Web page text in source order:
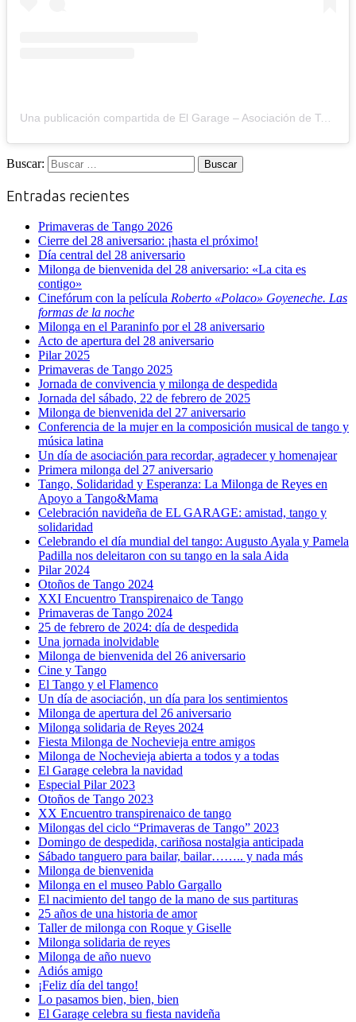
Una publicación compartida de El Garage – Asociación de Tango de Zaragoza (@el_garage_tango)
Buscar:
Entradas recientes
Primaveras de Tango 2026
Cierre del 28 aniversario: ¡hasta el próximo!
Día central del 28 aniversario
Milonga de bienvenida del 28 aniversario: «La cita es
contigo»
Cinefórum con la película Roberto «Polaco» Goyeneche. Las
formas de la noche
Milonga en el Paraninfo por el 28 aniversario
Acto de apertura del 28 aniversario
Pilar 2025
Primaveras de Tango 2025
Jornada de convivencia y milonga de despedida
Jornada del sábado, 22 de febrero de 2025
Milonga de bienvenida del 27 aniversario
Conferencia de la mujer en la composición musical de tango y
música latina
Un día de asociación para recordar, agradecer y homenajear
Primera milonga del 27 aniversario
Tango, Solidaridad y Esperanza: La Milonga de Reyes en
Apoyo a Tango&Mama
Celebración navideña de EL GARAGE: amistad, tango y
solidaridad
Celebrando el día mundial del tango: Augusto Ayala y Pamela
Padilla nos deleitaron con su tango en la sala Aida
Pilar 2024
Otoños de Tango 2024
XXI Encuentro Transpirenaico de Tango
Primaveras de Tango 2024
25 de febrero de 2024: día de despedida
Una jornada inolvidable
Milonga de bienvenida del 26 aniversario
Cine y Tango
El Tango y el Flamenco
Un día de asociación, un día para los sentimientos
Milonga de apertura del 26 aniversario
Milonga solidaria de Reyes 2024
Fiesta Milonga de Nochevieja entre amigos
Milonga de Nochevieja abierta a todos y a todas
El Garage celebra la navidad
Especial Pilar 2023
Otoños de Tango 2023
XX Encuentro transpirenaico de tango
Milongas del ciclo “Primaveras de Tango” 2023
Domingo de despedida, cariñosa nostalgia anticipada
Sábado tanguero para bailar, bailar…….. y nada más
Milonga de bienvenida
Milonga en el museo Pablo Gargallo
El nacimiento del tango de la mano de sus partituras
25 años de una historia de amor
Taller de milonga con Roque y Giselle
Milonga solidaria de reyes
Milonga de año nuevo
Adiós amigo
¡Feliz día del tango!
Lo pasamos bien, bien, bien
El Garage celebra su fiesta navideña